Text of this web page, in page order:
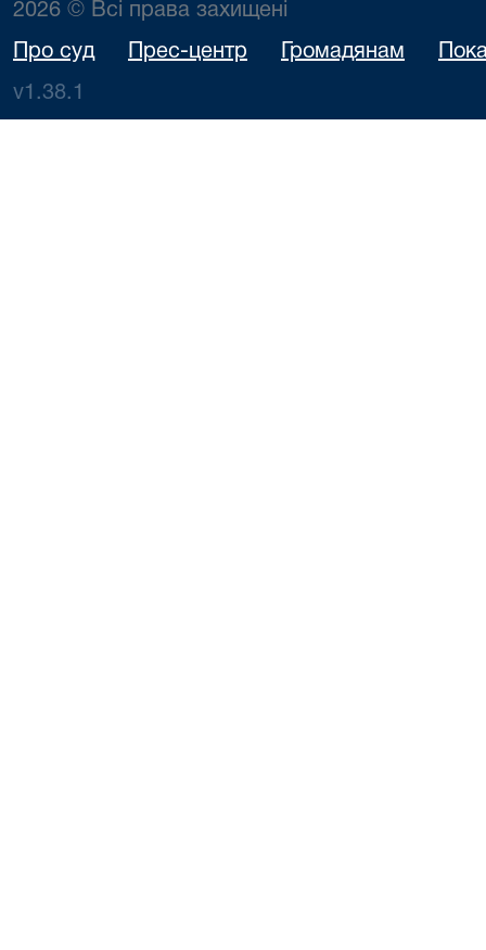
2026 © Всі права захищені
Про суд Прес-центр Громадянам
v1.38.1